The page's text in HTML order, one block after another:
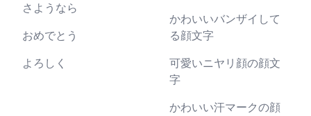
さようなら
おめでとう
よろしく
かわいいバンザイして
る顔文字
可愛いニヤリ顔の顔文
字
かわいい汗マークの顔